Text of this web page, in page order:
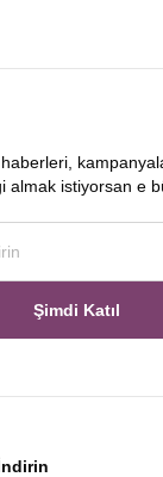
ise artık
almak istiyorsan e
Şimdi Katıl